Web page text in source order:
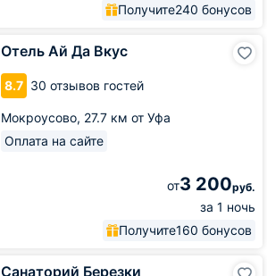
Получите240 бонусов
Отель Ай Да Вкус
8.7 30 отзывов гостей
Мокроусово, 27.7 км от Уфа
Оплата на сайте
от3 200руб.
за 1 ночь
Получите160 бонусов
Санаторий Березки